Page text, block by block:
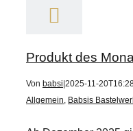
Produkt des
Von babsi 2025-11-
Allgemein, Babsis